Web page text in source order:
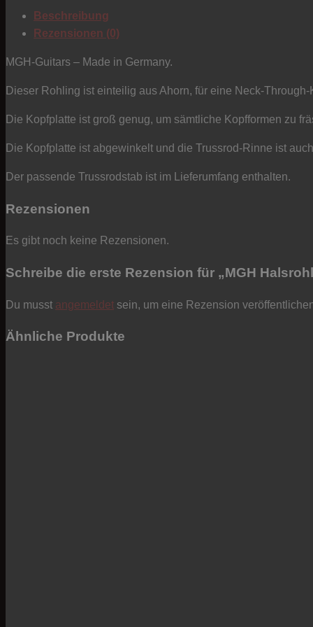
Neck
Through
Menge
Beschreibung
Rezensionen (0)
MGH-Guitars – Made in Germany.
Dieser Rohling ist einteilig aus Ahorn, für eine Neck-
Die Kopfplatte ist groß genug, um sämtliche Kopfformen zu
Die Kopfplatte ist abgewinkelt und die Trussrod-Rinne ist
Der passende Trussrodstab ist im Lieferumfang enthalten.
Rezensionen
Es gibt noch keine Rezensionen.
Schreibe die erste Rezension für „MGH
Du musst angemeldet sein, um eine Rezension
Ähnliche Produkte